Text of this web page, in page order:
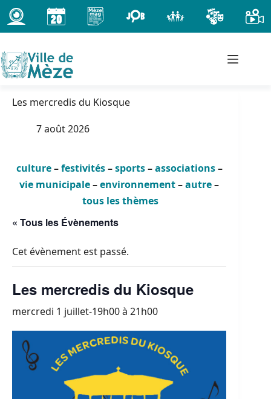
Passer
au
contenu
Les mercredis du Kiosque
7 août 2026
culture–festivités–sports–associations–
vie municipale–environnement–autre–
tous les thèmes
« Tous les Évènements
Cet évènement est passé.
Les mercredis du Kiosque
mercredi 1 juillet-19h00à 21h00